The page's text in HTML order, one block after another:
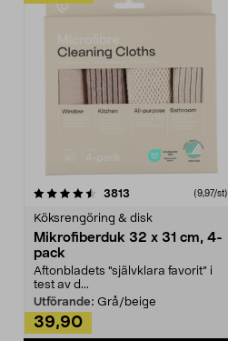
3813 (9,97/st)
Köksrengöring & disk
Mikrofiberduk 32 x 31 cm, 4-
pack
Aftonbladets "självklara favorit” i
test av d...
Utförande: Grå/beige
39,90
4.0av 5 stjärnor